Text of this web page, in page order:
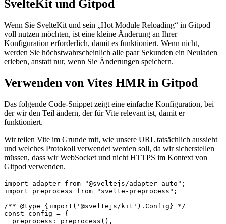
4. Februar 2022
SvelteKit und Gitpod
Wenn Sie SvelteKit und sein „Hot Module Reloading“ in Gitpod
voll nutzen möchten, ist eine kleine Änderung an Ihrer
Konfiguration erforderlich, damit es funktioniert. Wenn nicht,
werden Sie höchstwahrscheinlich alle paar Sekunden ein Neuladen
erleben, anstatt nur, wenn Sie Änderungen speichern.
Verwenden von Vites HMR in Gitpod
der wir den Teil ändern, der für Vite relevant ist, damit er
funktioniert.
Wir teilen Vite im Grunde mit, wie unsere URL tatsächlich aussieht
und welches Protokoll verwendet werden soll, da wir sicherstellen
müssen, dass wir WebSocket und nicht HTTPS im Kontext von
Gitpod verwenden.
import adapter from "@sveltejs/adapter-auto";
import preprocess from "svelte-preprocess";